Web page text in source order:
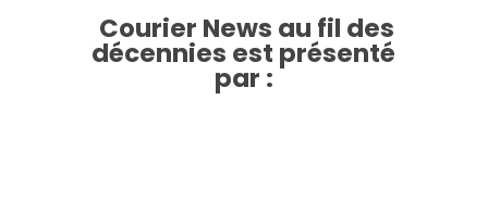
Courier News au fil des
décennies est présenté
par :